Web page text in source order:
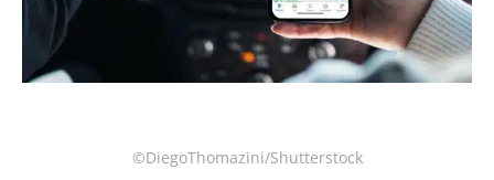
©DiegoThomazini/Shutterstock